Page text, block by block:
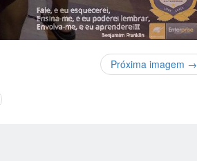
Próxima imagem →